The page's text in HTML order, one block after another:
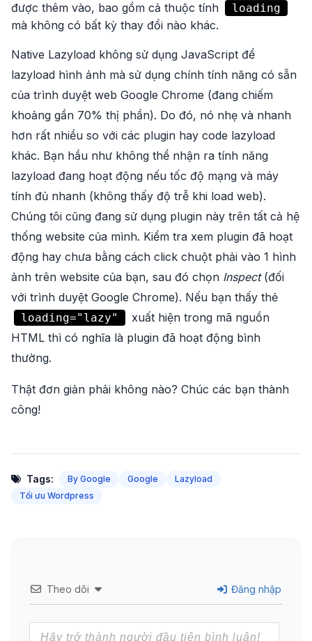
được thêm vào, bao gồm cả thuộc tính
loading
mà không có bất kỳ thay đổi nào khác.
Native Lazyload không sử dụng JavaScript để
lazyload hình ảnh mà sử dụng chính tính năng có sẵn
của trình duyệt web Google Chrome (đang chiếm
khoảng gần 70% thị phần). Do đó, nó nhẹ và nhanh
hơn rất nhiều so với các plugin hay code lazyload
khác. Bạn hầu như không thể nhận ra tính năng
lazyload đang hoạt động nếu tốc độ mạng và máy
tính đủ nhanh (không thấy độ trễ khi load web).
Chúng tôi cũng đang sử dụng plugin này trên tất cả hệ
thống website của mình. Kiểm tra xem plugin đã hoạt
động hay chưa bằng cách click chuột phải vào 1 hình
ảnh trên website của bạn, sau đó chọn Inspect(đối
với trình duyệt Google Chrome). Nếu bạn thấy thẻ
loading="lazy"
xuất hiện trong mã nguồn
HTML thì có nghĩa là plugin đã hoạt động bình
thường.
Thật đơn giản phải không nào? Chúc các bạn thành
công!
Tags: By Google Google
Lazyload
Tối ưu Wordpress
Theo dõi Đăng nhập